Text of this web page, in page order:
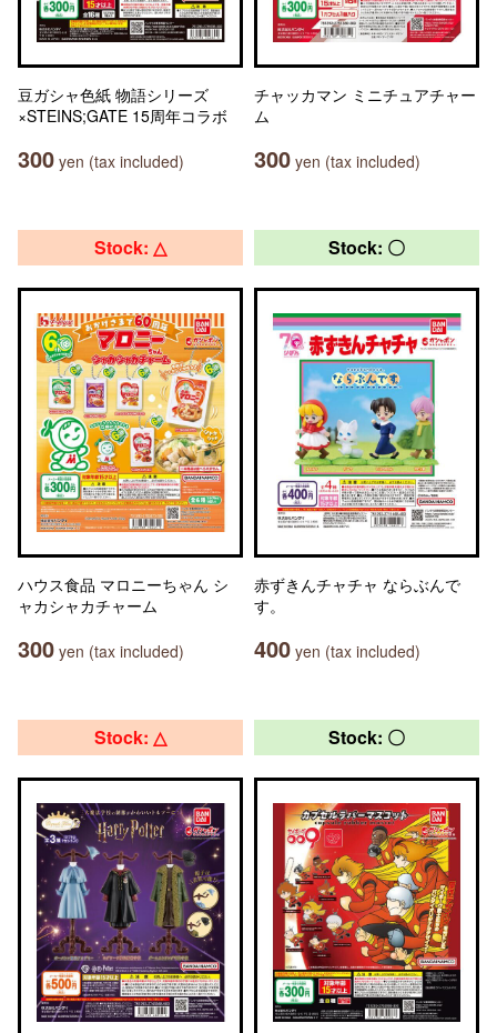
豆ガシャ色紙 物語シリーズ
×STEINS;GATE 15周年コラボ
300 yen (tax included)
チャッカマン ミニチュアチャー
ム
300 yen (tax included)
Stock: △
ハウス食品 マロニーちゃん シ
ャカシャカチャーム
300 yen (tax included)
Stock: 〇
赤ずきんチャチャ ならぶんで
す。
400 yen (tax included)
Stock: △ Stock: 〇